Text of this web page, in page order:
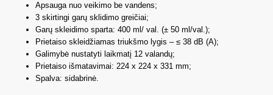
Apsauga nuo veikimo be vandens;
3 skirtingi garų sklidimo greičiai;
Garų skleidimo sparta: 400 ml/ val. (± 50 ml/val.);
Prietaiso skleidžiamas triukšmo lygis – ≤ 38 dB (A);
Galimybė nustatyti laikmatį 12 valandų;
Prietaiso išmatavimai: 224 x 224 x 331 mm;
Spalva: sidabrinė.